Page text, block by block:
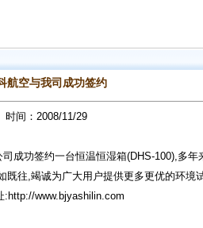
航空与我司成功签约
时间：2008/11/29
成功签约一台恒温恒湿箱(DHS-100),多年
往,竭诚为广大用户提供更多更优的环境
: http://www.bjyashilin.com